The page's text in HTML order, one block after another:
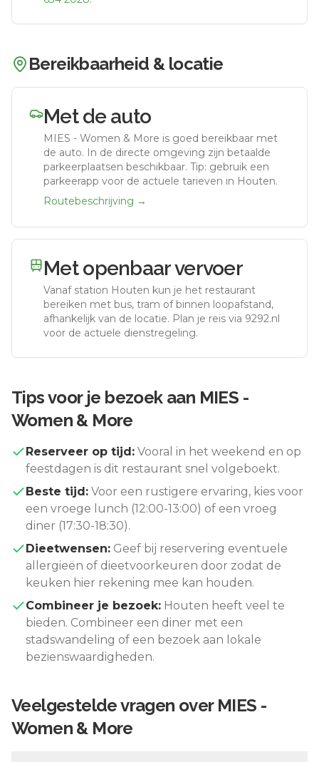
Bereikbaarheid & locatie
Met de auto
MIES - Women & More is goed bereikbaar met
de auto. In de directe omgeving zijn betaalde
parkeerplaatsen beschikbaar. Tip: gebruik een
parkeerapp voor de actuele tarieven in Houten.
Routebeschrijving →
Met openbaar vervoer
Vanaf station Houten kun je het restaurant
bereiken met bus, tram of binnen loopafstand,
afhankelijk van de locatie. Plan je reis via 9292.nl
voor de actuele dienstregeling.
Tips voor je bezoek aan MIES -
Women & More
Reserveer op tijd: Vooral in het weekend en op
feestdagen is dit restaurant snel volgeboekt.
Beste tijd: Voor een rustigere ervaring, kies voor
een vroege lunch (12:00-13:00) of een vroeg
diner (17:30-18:30).
Dieetwensen: Geef bij reservering eventuele
allergieën of dieetvoorkeuren door zodat de
keuken hier rekening mee kan houden.
Combineer je bezoek: Houten heeft veel te
bieden. Combineer een diner met een
stadswandeling of een bezoek aan lokale
bezienswaardigheden.
Veelgestelde vragen over MIES -
Women & More